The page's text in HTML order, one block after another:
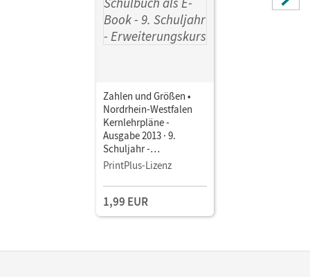
Zahlen und Größen •
Nordrhein-Westfalen
Kernlehrpläne -
Ausgabe 2013 · 9.
Schuljahr -
Erweiterungskurs •
PrintPlus-Lizenz
1,99 EUR